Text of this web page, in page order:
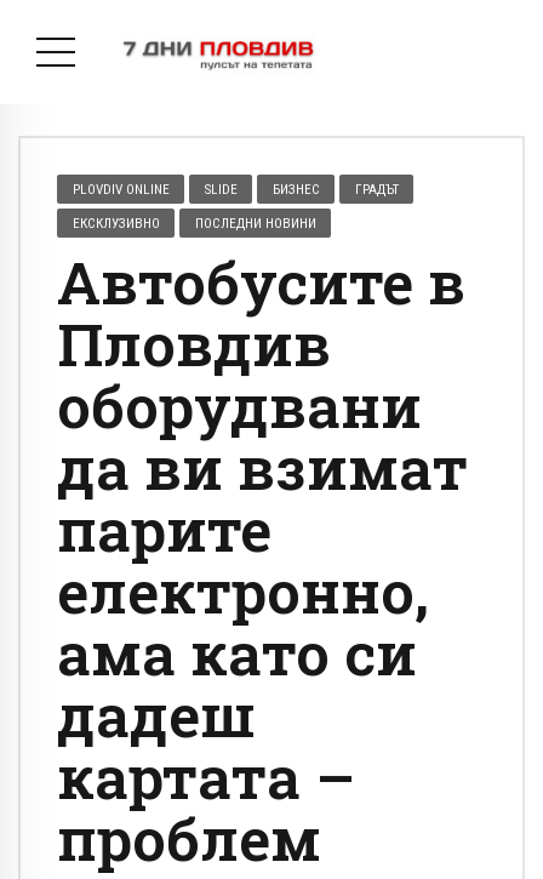
PLOVDIV ONLINE SLIDE БИЗНЕС ГРАДЪТ
ЕКСКЛУЗИВНО ПОСЛЕДНИ НОВИНИ
Автобусите в
Пловдив
оборудвани
да ви взимат
парите
електронно,
ама като си
дадеш
картата –
проблем